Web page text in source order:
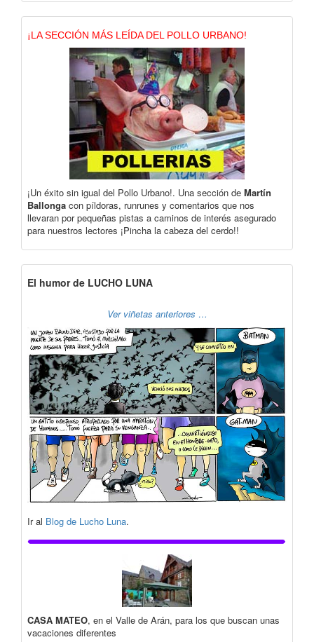
¡LA SECCIÓN MÁS LEÍDA DEL POLLO URBANO!
¡Un éxito sin igual del Pollo Urbano!. Una sección de Martín
Ballonga con píldoras, runrunes y comentarios que nos
llevaran por pequeñas pistas a caminos de interés asegurado
para nuestros lectores ¡Pincha la cabeza del cerdo!!
El humor de LUCHO LUNA
Ver viñetas anteriores …
Ir al Blog de Lucho Luna.
CASA MATEO, en el Valle de Arán, para los que buscan unas
vacaciones diferentes